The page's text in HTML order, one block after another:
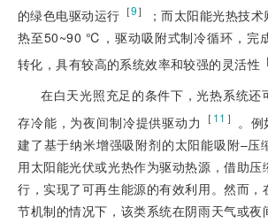
的绿色电驱动运行 ［9］
；而太阳能光热技
热至50~90 ℃，驱动吸附式制冷循环，完
转化，具有较高的系统效率和较强的灵活性 ［
在白天光照充足的条件下，光热系统还
存冷能，为夜间制冷提供驱动力
［ 11 ］ 。
建了基于纳米增强吸附剂的太阳能吸附–压
用太阳能光伏或光热作为驱动热源，借助
行，实现了可再生能源的有效利用。然而，
节机制的情况下，该类系统在阴雨天气或夜